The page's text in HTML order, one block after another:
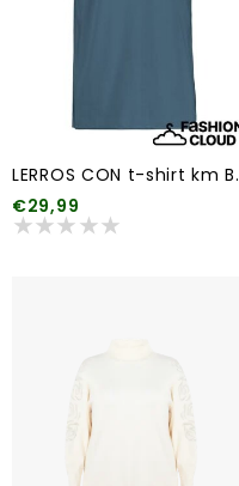
LERROS
€29,99